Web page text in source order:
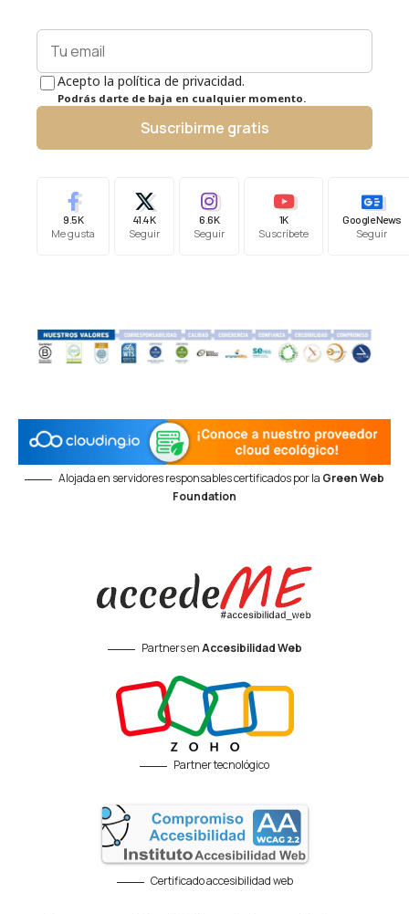
Acepto la política de privacidad.
Podrás darte de baja en cualquier momento.
Suscribirme gratis
9.5K
Me gusta
41.4K
Seguir
6.6K
Seguir
1K
Suscríbete
Google News
Seguir
Alojada en servidores responsables certificados por la Green Web
Foundation
Partners enAccesibilidad Web
Partner tecnológico
Certificado accesibilidad web